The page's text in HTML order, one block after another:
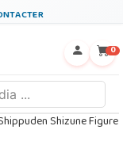
0
Shizune Figure